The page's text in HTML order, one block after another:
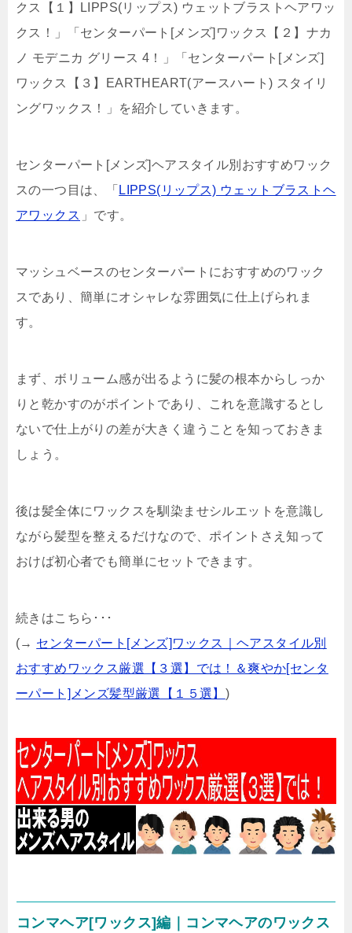
クス【１】LIPPS(リップス) ウェットブラストヘアワッ
クス！」「センターパート[メンズ]ワックス【２】ナカ
ノ モデニカ グリース 4！」「センターパート[メンズ]
ワックス【３】EARTHEART(アースハート) スタイリ
ングワックス！」を紹介していきます。
センターパート[メンズ]ヘアスタイル別おすすめワック
スの一つ目は、「 LIPPS(リップス) ウェットブラストヘ
アワックス 」です。
マッシュベースのセンターパートにおすすめのワック
スであり、簡単にオシャレな雰囲気に仕上げられま
す。
まず、ボリューム感が出るように髪の根本からしっか
りと乾かすのがポイントであり、これを意識するとし
ないで仕上がりの差が大きく違うことを知っておきま
しょう。
後は髪全体にワックスを馴染ませシルエットを意識し
ながら髪型を整えるだけなので、ポイントさえ知って
おけば初心者でも簡単にセットできます。
続きはこちら･･･
(→ センターパート[メンズ]ワックス｜ヘアスタイル別
おすすめワックス厳選【３選】では！＆爽やか[センタ
ーパート]メンズ髪型厳選【１５選】 )
コンマヘア[ワックス]編｜コンマヘアのワックス